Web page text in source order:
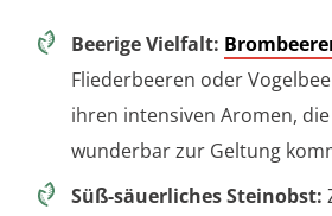
Beerige Vielfalt:
Fliederbeeren oder
ihren intensiven Aromen,
wunderbar zur Geltung
Süß-säuerliches Steinobst: